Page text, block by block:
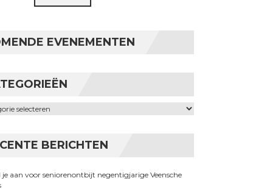
EVENEMENTEN
BERICHTEN
je aan voor seniorenontbijt negentigjarige Veensche